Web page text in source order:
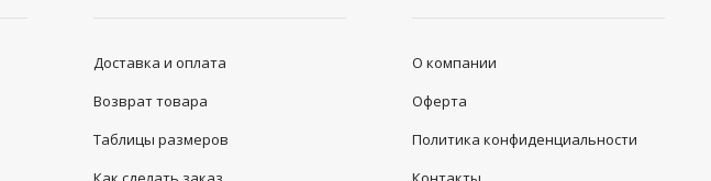
Доставка и оплата
Возврат товара
Таблицы размеров
О компании
Оферта
Политика конфиденциальности